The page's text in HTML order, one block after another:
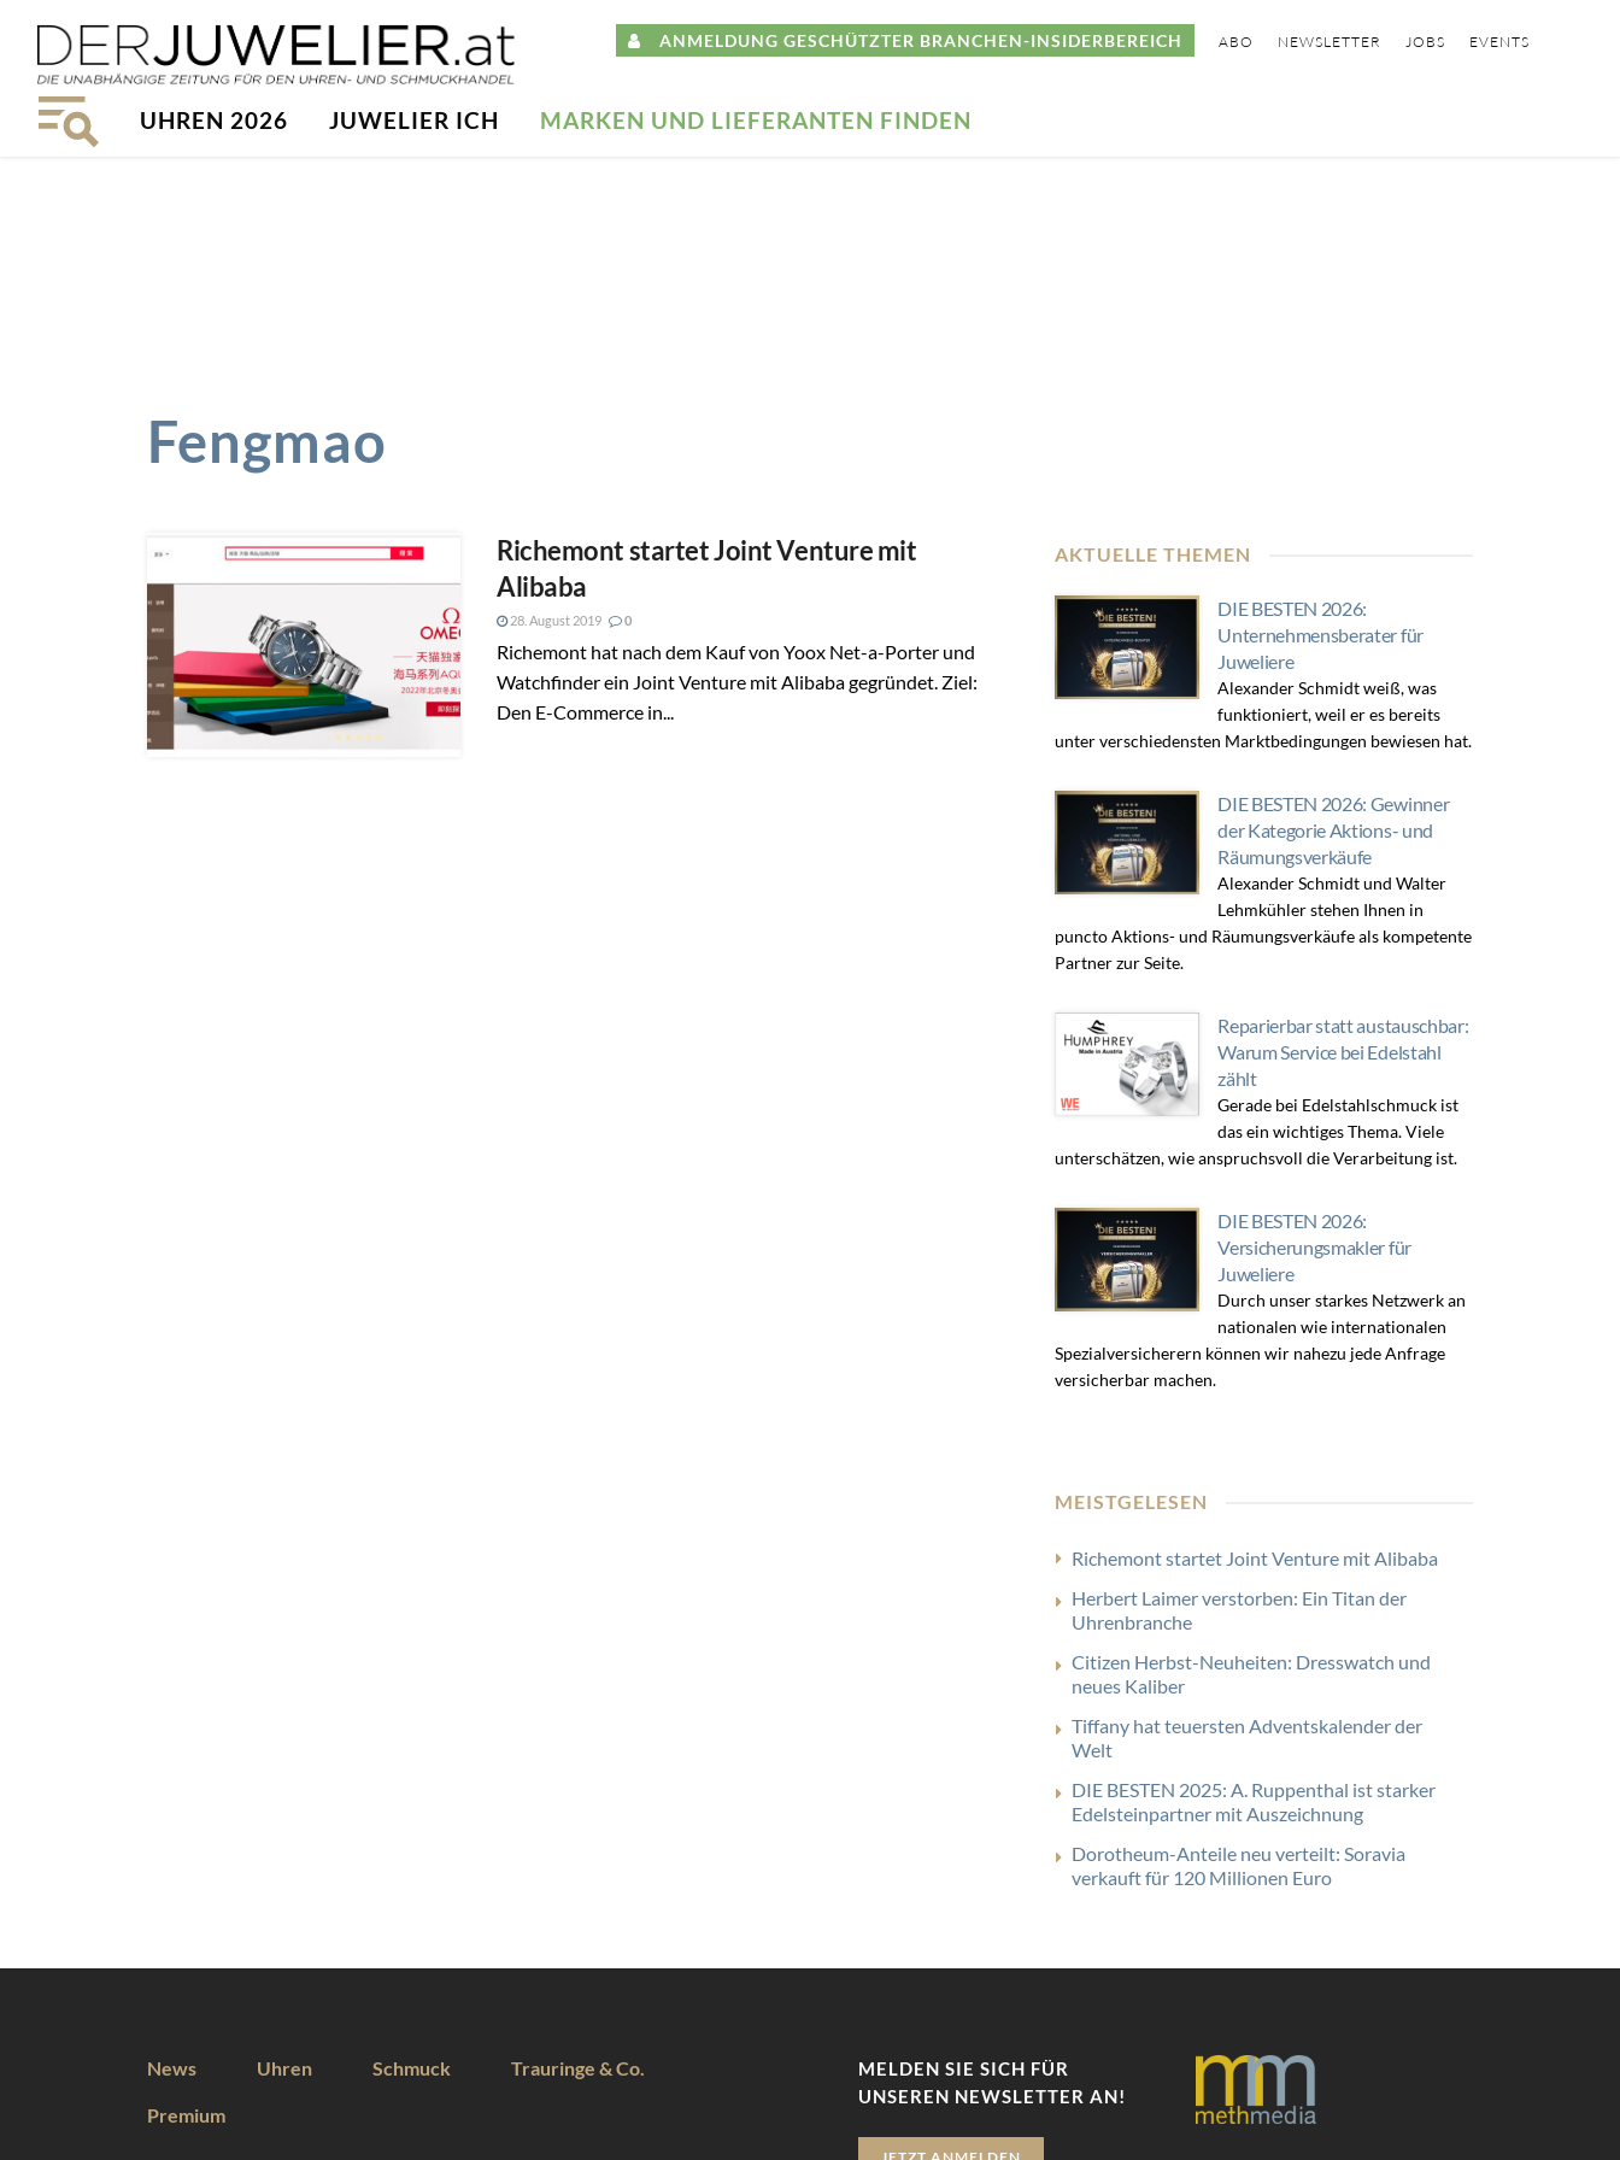
ANMELDUNG GESCHÜTZTER BRANCHEN-INSIDERBEREICH ABO NEWSLETTER JOBS EVENTS
UHREN 2026 JUWELIER ICH MARKEN UND LIEFERANTEN FINDEN
Fengmao
Richemont startet Joint Venture mit
Alibaba
28. August 2019 0
Richemont hat nach dem Kauf von Yoox Net-a-Porter und
Watchfinder ein Joint Venture mit Alibaba gegründet. Ziel:
Den E-Commerce in...
AKTUELLE THEMEN
DIE BESTEN 2026:
Unternehmensberater für
Juweliere
Alexander Schmidt weiß, was
funktioniert, weil er es bereits
unter verschiedensten Marktbedingungen bewiesen hat.
DIE BESTEN 2026: Gewinner
der Kategorie Aktions- und
Räumungsverkäufe
Alexander Schmidt und Walter
Lehmkühler stehen Ihnen in
puncto Aktions- und Räumungsverkäufe als kompetente
Partner zur Seite.
Reparierbar statt austauschbar:
Warum Service bei Edelstahl
zählt
Gerade bei Edelstahlschmuck ist
das ein wichtiges Thema. Viele
unterschätzen, wie anspruchsvoll die Verarbeitung ist.
DIE BESTEN 2026:
Versicherungsmakler für
Juweliere
Durch unser starkes Netzwerk an
nationalen wie internationalen
Spezialversicherern können wir nahezu jede Anfrage
versicherbar machen.
MEISTGELESEN
Richemont startet Joint Venture mit Alibaba
Herbert Laimer verstorben: Ein Titan der
Uhrenbranche
Citizen Herbst-Neuheiten: Dresswatch und
neues Kaliber
Tiffany hat teuersten Adventskalender der
Welt
DIE BESTEN 2025: A. Ruppenthal ist starker
Edelsteinpartner mit Auszeichnung
Dorotheum-Anteile neu verteilt: Soravia
verkauft für 120 Millionen Euro
News Uhren Schmuck Trauringe & Co.
Premium
MELDEN SIE SICH FÜR
UNSEREN NEWSLETTER AN!